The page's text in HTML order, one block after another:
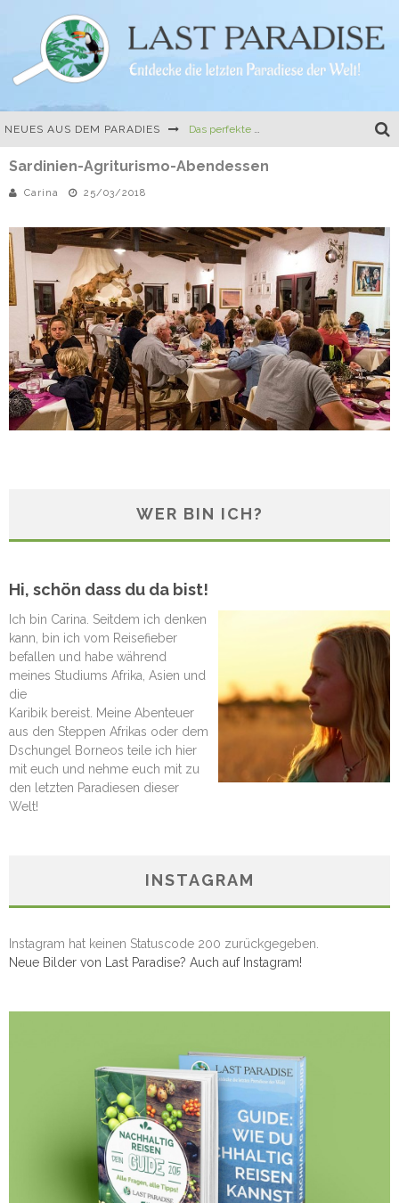
NEUES AUS DEM PARADIES
Sardinien-Agriturismo-Abendessen
Carina 25/03/2018
WER BIN ICH?
Hi, schön dass du da bist!
Ich bin Carina. Seitdem ich denken
kann, bin ich vom Reisefieber
befallen und habe während
meines Studiums Afrika, Asien und
die
Karibik bereist. Meine Abenteuer
aus den Steppen Afrikas oder dem
Dschungel Borneos teile ich hier
mit euch und nehme euch mit zu
den letzten Paradiesen dieser
Welt!
INSTAGRAM
Instagram hat keinen Statuscode 200 zurückgegeben.
Neue Bilder von Last Paradise? Auch auf Instagram!